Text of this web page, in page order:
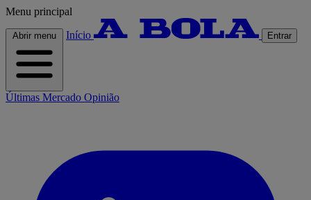
Menu principal
Abrir menu Início Entrar
Últimas Mercado Opinião